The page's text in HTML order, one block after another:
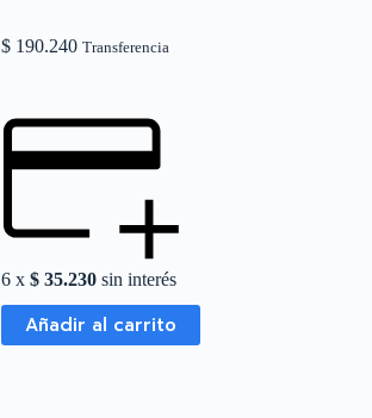
$190.240 Transferencia
6 x $35.230sin interés
Añadir al carrito